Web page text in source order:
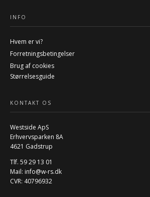
INFO
Hvem er vi?
Forretningsbetingelser
Brug af cookies
Størrelsesguide
KONTAKT OS
Westside ApS
Erhvervsparken 8A
4621 Gadstrup
Tlf. 59 29 13 01
Mail: info@w-rs.dk
CVR: 40796932